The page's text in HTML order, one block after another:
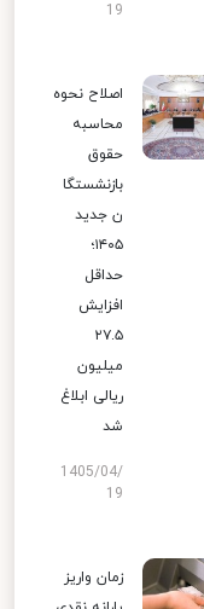
19
اصلاح نحوه
محاسبه
حقوق
بازنشستگا
ن جدید
۱۴۰۵؛
حداقل
افزایش
۲۷.۵
میلیون
ریالی ابلاغ
شد
1405/04/
19
زمان واریز